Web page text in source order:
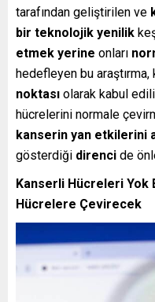
tarafından geliştirilen ve
bir teknolojik yenilik
etmek yerine onları
hedefleyen bu
noktası olarak kabul
hücrelerini normale
kanserin yan etkilerini
gösterdiği direnci de
Kanserli Hücreleri Yok
Hücrelere Çevirecek